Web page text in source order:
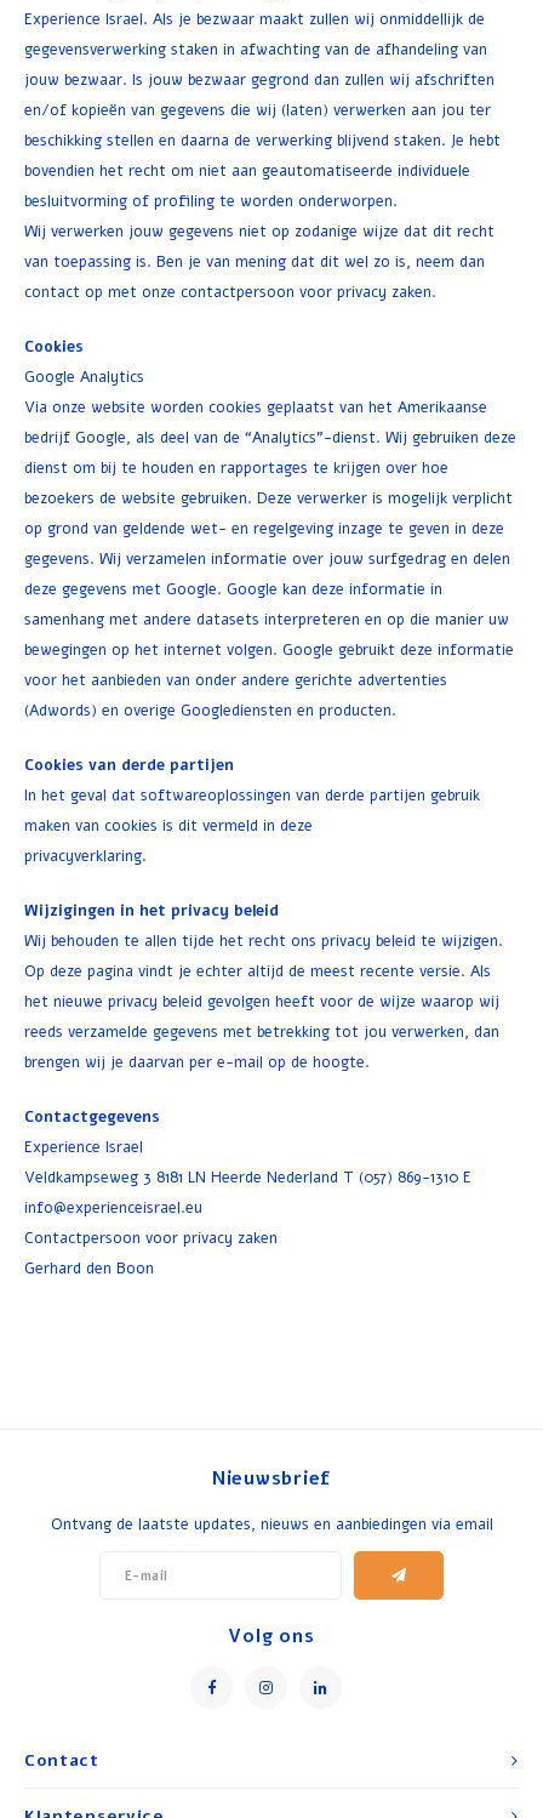
Experience Israel. Als je bezwaar maakt zullen wij onmiddellijk de
gegevensverwerking staken in afwachting van de afhandeling van
jouw bezwaar. Is jouw bezwaar gegrond dan zullen wij afschriften
en/of kopieën van gegevens die wij (laten) verwerken aan jou ter
beschikking stellen en daarna de verwerking blijvend staken. Je hebt
bovendien het recht om niet aan geautomatiseerde individuele
besluitvorming of profiling te worden onderworpen.
Wij verwerken jouw gegevens niet op zodanige wijze dat dit recht
van toepassing is. Ben je van mening dat dit wel zo is, neem dan
contact op met onze contactpersoon voor privacy zaken.
Cookies
Google Analytics
Via onze website worden cookies geplaatst van het Amerikaanse
bedrijf Google, als deel van de “Analytics”-dienst. Wij gebruiken deze
dienst om bij te houden en rapportages te krijgen over hoe
bezoekers de website gebruiken. Deze verwerker is mogelijk verplicht
op grond van geldende wet- en regelgeving inzage te geven in deze
gegevens. Wij verzamelen informatie over jouw surfgedrag en delen
deze gegevens met Google. Google kan deze informatie in
samenhang met andere datasets interpreteren en op die manier uw
bewegingen op het internet volgen. Google gebruikt deze informatie
voor het aanbieden van onder andere gerichte advertenties
(Adwords) en overige Googlediensten en producten.
Cookies van derde partijen
In het geval dat softwareoplossingen van derde partijen gebruik
maken van cookies is dit vermeld in deze
privacyverklaring.
Wijzigingen in het privacy beleid
Wij behouden te allen tijde het recht ons privacy beleid te wijzigen.
Op deze pagina vindt je echter altijd de meest recente versie. Als
het nieuwe privacy beleid gevolgen heeft voor de wijze waarop wij
reeds verzamelde gegevens met betrekking tot jou verwerken, dan
brengen wij je daarvan per e-mail op de hoogte.
Contactgegevens
Experience Israel
Veldkampseweg 3 8181 LN Heerde Nederland T (057) 869-1310 E
info@experienceisrael.eu
Contactpersoon voor privacy zaken
Gerhard den Boon
Contact
Nieuwsbrief
Ontvang de laatste updates, nieuws en aanbiedingen via email
Volg ons